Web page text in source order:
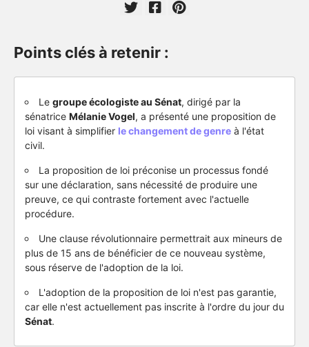
Points clés à retenir :
Le groupe écologiste au Sénat, dirigé par la
sénatrice Mélanie Vogel, a présenté une proposition de
loi visant à simplifier le changement de genre à l'état
civil.
La proposition de loi préconise un processus fondé
sur une déclaration, sans nécessité de produire une
preuve, ce qui contraste fortement avec l'actuelle
procédure.
Une clause révolutionnaire permettrait aux mineurs de
plus de 15 ans de bénéficier de ce nouveau système,
sous réserve de l'adoption de la loi.
L'adoption de la proposition de loi n'est pas garantie,
car elle n'est actuellement pas inscrite à l'ordre du jour du
Sénat.